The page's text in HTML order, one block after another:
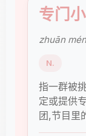
专门
zhuān
N.
指一群被
定或提供
团,节目里